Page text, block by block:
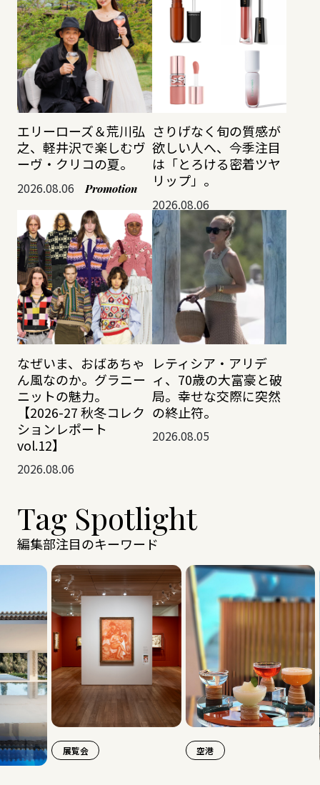
エリーローズ＆荒川弘
之、軽井沢で楽しむヴ
ーヴ・クリコの夏。
2026.08.06 Promotion
さりげなく旬の質感が
欲しい人へ、今季注目
は「とろける密着ツヤ
リップ」。
2026.08.06
なぜいま、おばあちゃ
ん風なのか。グラニー
ニットの魅力。
【2026-27 秋冬コレク
ションレポート
vol.12】
2026.08.06
レティシア・アリデ
ィ、70歳の大富豪と破
局。幸せな交際に突然
の終止符。
2026.08.05
Tag Spotlight
編集部注目のキーワード
展覧会